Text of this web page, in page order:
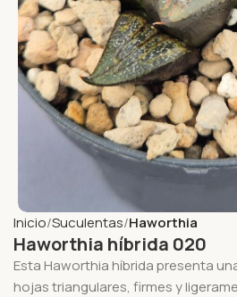
Inicio Suculentas Haworthia
Haworthia híbrida 020
Esta Haworthia híbrida presenta
hojas triangulares, firmes y